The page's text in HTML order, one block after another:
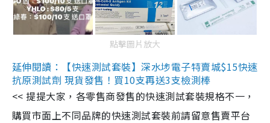
點擊圖片放大
延伸閱讀：【快速測試套裝】深水埗電子特賣城$15快速
抗原測試劑 現貨發售！買10支再送3支檢測棒
<< 提提大家，各零售商發售的快速測試套裝規格不一，
購買市面上不同品牌的快速測試套裝前請留意售賣平台